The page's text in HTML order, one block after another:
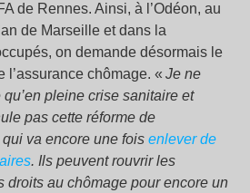
de Rennes. Ainsi, à l’Odéon, au
de Marseille et dans la
on demande désormais le
l’assurance chômage. « Je ne
pleine crise sanitaire et
pas cette réforme de
va encore une fois enlever de
. Ils peuvent rouvrir les
droits au chômage pour encore un